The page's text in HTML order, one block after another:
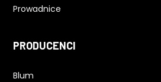
Prowadnice
PRODUCENCI
Blum